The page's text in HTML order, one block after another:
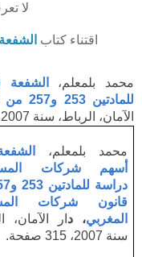
لا
اقتناء كتاب
محمد بلمعلم،
للمادتين 253 و257 من قانون شركات المساهمة المغربي
الآمان، الرباط، سنة 2007، 315 صفحة.
محمد بلمعلم،
أسهم شركات
قانون شركات
المغربي، د ار الآمان،
سنة 2007، 315 صفحة.